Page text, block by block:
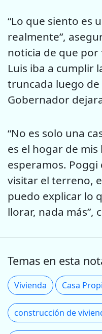
“Lo que siento es
realmente”,
noticia de que por
Luis iba a cumplir
truncada luego de
Gobernador
“No es solo una
es el hogar de
esperamos. Poggi
visitar el terreno,
puedo explicar lo
llorar, nada más”,
Temas en esta
Vivienda Casa
construcción de